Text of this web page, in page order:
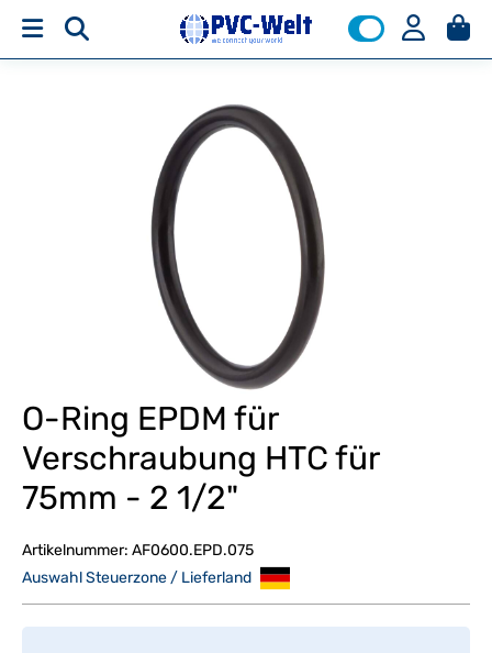
O-Ring EPDM für
Verschraubung HTC für
75mm - 2 1/2"
Artikelnummer: AF0600.EPD.075
Auswahl Steuerzone / Lieferland